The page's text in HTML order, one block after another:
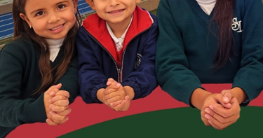
el cual se emite un concepto
de las metas establecidas con
decisiones que permite determinar el
respectiva estrategia de mejoramiento.
se expresa en términos
el análisis global del grado de desarrollo